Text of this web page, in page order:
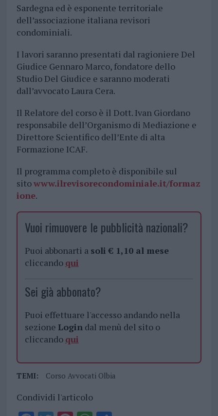
Sardegna ed è esponente territoriale
dell’associazione italiana revisori
condominiali.
I lavori saranno presentati dal ragioniere Del
Giudice Gennaro Marco, fondatore dello
Studio Del Giudice e saranno moderati
dall’avvocato Laura Cera.
Il Relatore del corso è il Dott. Ivan Giordano
responsabile dell’Organismo di Mediazione e
Direttore Scientifico dell’Ente di alta
Formazione ICAF.
Il programma completo è disponibile sul
sitowww.ilrevisorecondominiale.it/formaz
ione.
Vuoi rimuovere le pubblicità nazionali?
Puoi abbonarti a soli € 1,10 al mese
cliccando qui
Sei già abbonato?
Puoi effettuare l'accesso andando nella
sezione Logindal menù del sito o
cliccando qui
TEMI: Corso Avvocati Olbia
Condividi l'articolo